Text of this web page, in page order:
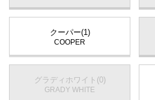
クーパー(1)
COOPER
グラディホワイト(0)
GRADY WHITE